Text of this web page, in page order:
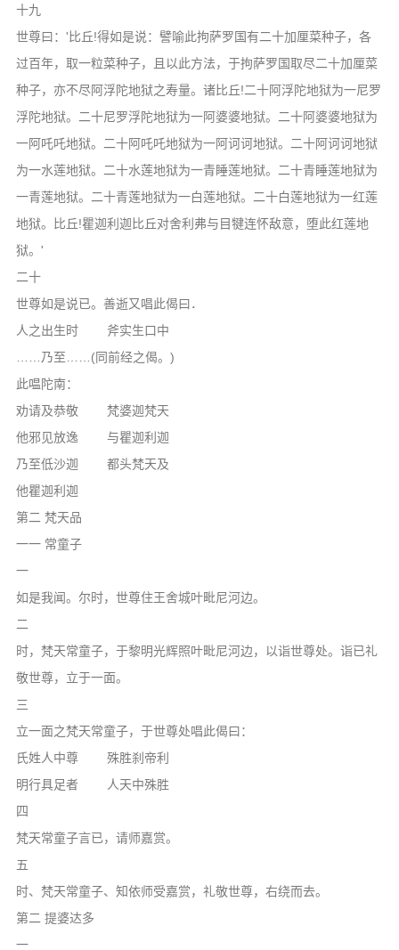
十九
世尊曰：'比丘!得如是说：譬喻此拘萨罗国有二十加厘菜种子，各
过百年，取一粒菜种子，且以此方法，于拘萨罗国取尽二十加厘菜
种子，亦不尽阿浮陀地狱之寿量。诸比丘!二十阿浮陀地狱为一尼罗
浮陀地狱。二十尼罗浮陀地狱为一阿婆婆地狱。二十阿婆婆地狱为
一阿吒吒地狱。二十阿吒吒地狱为一阿诃诃地狱。二十阿诃诃地狱
为一水莲地狱。二十水莲地狱为一青睡莲地狱。二十青睡莲地狱为
一青莲地狱。二十青莲地狱为一白莲地狱。二十白莲地狱为一红莲
地狱。比丘!瞿迦利迦比丘对舍利弗与目犍连怀敌意，堕此红莲地
狱。'
二十
世尊如是说已。善逝又唱此偈曰．
人之出生时 斧实生口中
……乃至……(同前经之偈。)
此嗢陀南：
劝请及恭敬 梵婆迦梵天
他邪见放逸 与瞿迦利迦
乃至低沙迦 都头梵天及
他瞿迦利迦
第二 梵天品
一一 常童子
一
如是我闻。尔时，世尊住王舍城叶毗尼河边。
二
时，梵天常童子，于黎明光辉照叶毗尼河边，以诣世尊处。诣已礼
敬世尊，立于一面。
三
立一面之梵天常童子，于世尊处唱此偈曰：
氏姓人中尊 殊胜刹帝利
明行具足者 人天中殊胜
四
梵天常童子言已，请师嘉赏。
五
时、梵天常童子、知依师受嘉赏，礼敬世尊，右绕而去。
第二 提婆达多
一